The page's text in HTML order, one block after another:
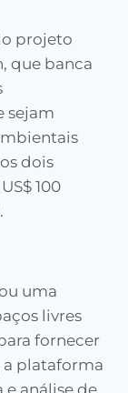
projeto
que banca
sejam
dois
100
uma
livres
fornecer
a plataforma